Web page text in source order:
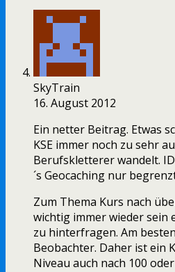
SkyTrain
16. August 2012
Ein netter Beitrag. Etwas
KSE immer noch zu sehr
Berufskletterer wandelt.
´s Geocaching nur
Zum Thema Kurs nach
wichtig immer wieder sein
zu hinterfragen. Am
Beobachter. Daher ist ein
Niveau auch nach 100